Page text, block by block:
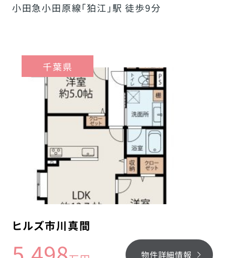
小田急小田原線「狛江」駅 徒歩9分
千葉県
ヒルズ市川真間
物件詳細情報